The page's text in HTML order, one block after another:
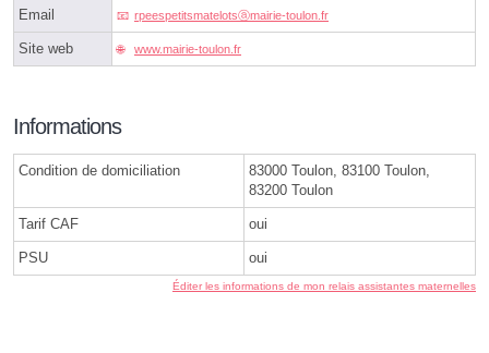
Email rpeespetitsmatelotsⓐmairie-toulon.fr
Site web www.mairie-toulon.fr
Informations
Condition de domiciliation
83000 Toulon, 83100 Toulon,
83200 Toulon
Tarif CAF oui
PSU oui
Éditer les informations de mon relais assistantes maternelles